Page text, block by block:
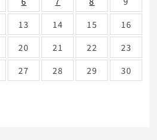
13 14 15
16
20 21 22
23
27 28 29
30